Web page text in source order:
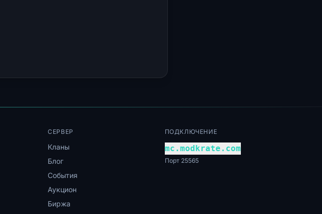
СЕРВЕР
Кланы
Блог
События
Аукцион
Биржа
ПОДКЛЮЧЕНИЕ
mc.modkrate.com
Порт 25565